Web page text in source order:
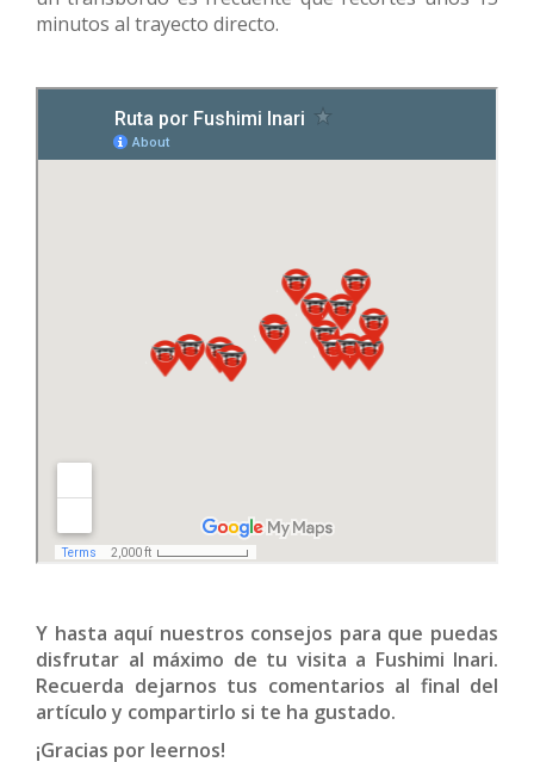
minutos al trayecto directo.
Y hasta aquí nuestros consejos para que puedas
disfrutar al máximo de tu visita a Fushimi Inari.
Recuerda dejarnos tus comentarios al final del
artículo y compartirlo si te ha gustado.
¡Gracias por leernos!